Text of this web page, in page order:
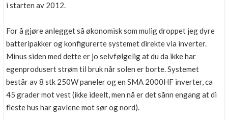
i starten av 2012.
For å gjøre anlegget så økonomisk som mulig droppet jeg dyre
batteripakker og konfigurerte systemet direkte via inverter.
Minus siden med dette er jo selvfølgelig at du da ikke har
egenprodusert strøm til bruk når solen er borte. Systemet
består av 8 stk 250W paneler og en SMA 2000HF inverter, ca
45 grader mot vest (ikke ideelt, men nå er det sånn engang at di
fleste hus har gavlene mot sør og nord).